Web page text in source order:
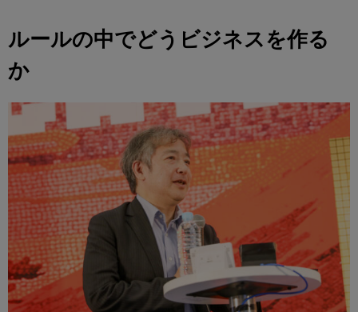
ルールの中でどうビジネスを作る
か